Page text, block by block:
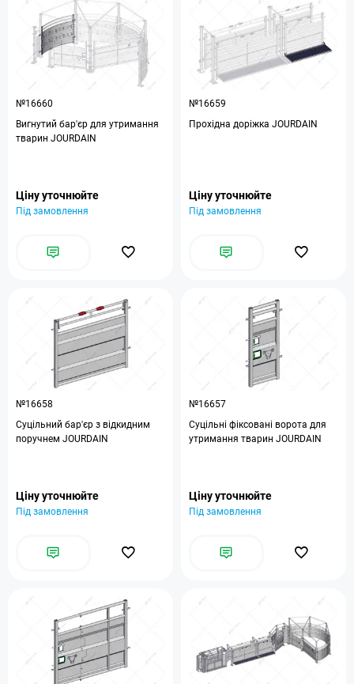
№16660
Вигнутий бар'єр для утримання
тварин JOURDAIN
Ціну уточнюйте
Під замовлення
№16659
Прохідна доріжка JOURDAIN
Ціну уточнюйте
Під замовлення
№16658
Суцільний бар'єр з відкидним
поручнем JOURDAIN
Ціну уточнюйте
Під замовлення
№16657
Суцільні фіксовані ворота для
утримання тварин JOURDAIN
Ціну уточнюйте
Під замовлення